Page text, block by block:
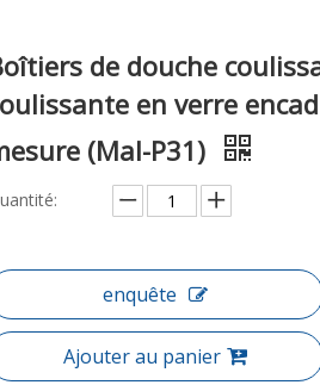
de douche
en verre
(Mal-P31)
enquête
Ajouter au panier